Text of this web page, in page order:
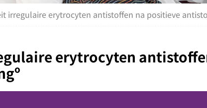
irregulaire erytrocyten antistoffen na positieve
erytrocyten